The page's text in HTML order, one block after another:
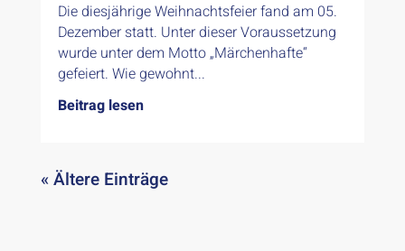
Die diesjährige Weihnachtsfeier fand am 05.
Dezember statt. Unter dieser Voraussetzung
wurde unter dem Motto „Märchenhafte“
gefeiert. Wie gewohnt...
Beitrag lesen
« Ältere Einträge